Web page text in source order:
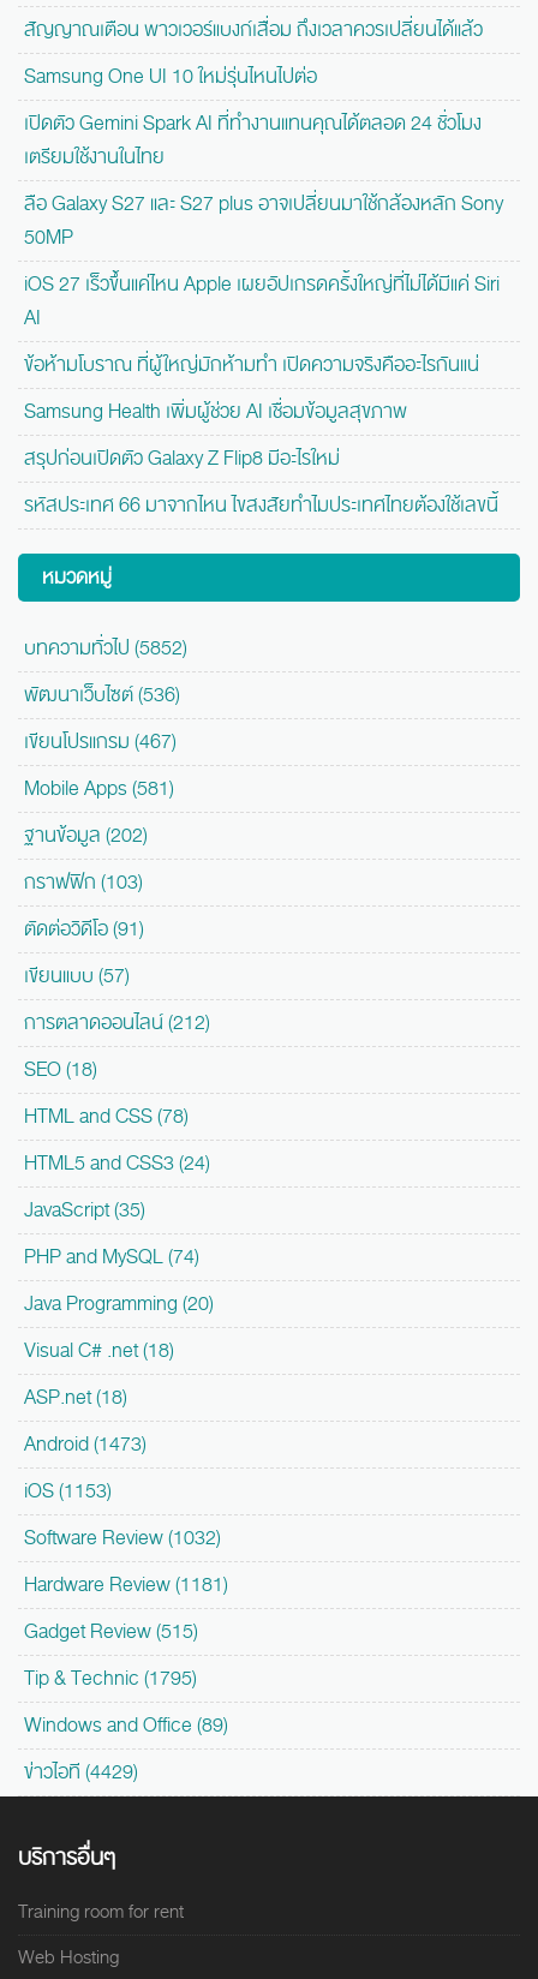
สัญญาณเตือน พาวเวอร์แบงก์เสื่อม ถึงเวลาควรเปลี่ยนได้แล้ว
Samsung One UI 10 ใหม่รุ่นไหนไปต่อ
เปิดตัว Gemini Spark AI ที่ทำงานแทนคุณได้ตลอด 24 ชั่วโมง
เตรียมใช้งานในไทย
ลือ Galaxy S27 และ S27 plus อาจเปลี่ยนมาใช้กล้องหลัก Sony
50MP
iOS 27 เร็วขึ้นแค่ไหน Apple เผยอัปเกรดครั้งใหญ่ที่ไม่ได้มีแค่ Siri
AI
ข้อห้ามโบราณ ที่ผู้ใหญ่มักห้ามทำ เปิดความจริงคืออะไรกันแน่
Samsung Health เพิ่มผู้ช่วย AI เชื่อมข้อมูลสุขภาพ
สรุปก่อนเปิดตัว Galaxy Z Flip8 มีอะไรใหม่
รหัสประเทศ 66 มาจากไหน ไขสงสัยทำไมประเทศไทยต้องใช้เลขนี้
หมวดหมู่
บทความทั่วไป (5852)
พัฒนาเว็บไซต์ (536)
เขียนโปรแกรม (467)
Mobile Apps (581)
ฐานข้อมูล (202)
กราฟฟิก (103)
ตัดต่อวิดีโอ (91)
เขียนแบบ (57)
การตลาดออนไลน์ (212)
SEO (18)
HTML and CSS (78)
HTML5 and CSS3 (24)
JavaScript (35)
PHP and MySQL (74)
Java Programming (20)
Visual C# .net (18)
ASP.net (18)
Android (1473)
iOS (1153)
Software Review (1032)
Hardware Review (1181)
Gadget Review (515)
Tip & Technic (1795)
Windows and Office (89)
ข่าวไอที (4429)
บริการอื่นๆ
Training room for rent
Web Hosting